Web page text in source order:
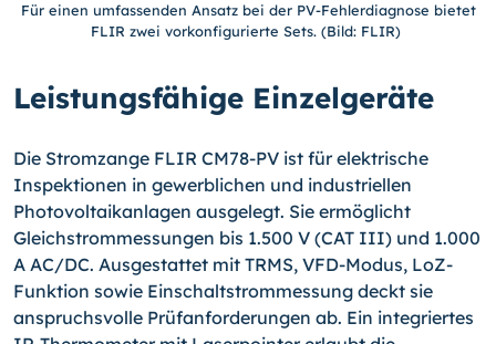
Für einen umfassenden Ansatz bei der PV-Fehlerdiagnose bietet
FLIR zwei vorkonfigurierte Sets. (Bild: FLIR)
Leistungsfähige Einzelgeräte
Die Stromzange FLIR CM78-PV ist für elektrische
Inspektionen in gewerblichen und industriellen
Photovoltaikanlagen ausgelegt. Sie ermöglicht
Gleichstrommessungen bis 1.500 V (CAT III) und 1.000
A AC/DC. Ausgestattet mit TRMS, VFD-Modus, LoZ-
Funktion sowie Einschaltstrommessung deckt sie
anspruchsvolle Prüfanforderungen ab. Ein integriertes